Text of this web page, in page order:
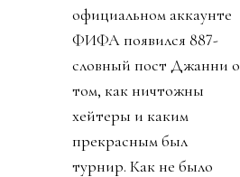
официальном аккаунте
ФИФА появился 887-
словный пост Джанни о
том, как ничтожны
хейтеры и каким
прекрасным был
турнир. Как не было